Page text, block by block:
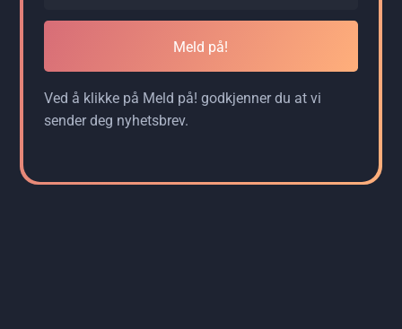
Meld på!
Ved å klikke på Meld på! godkjenner du at vi
sender deg nyhetsbrev.